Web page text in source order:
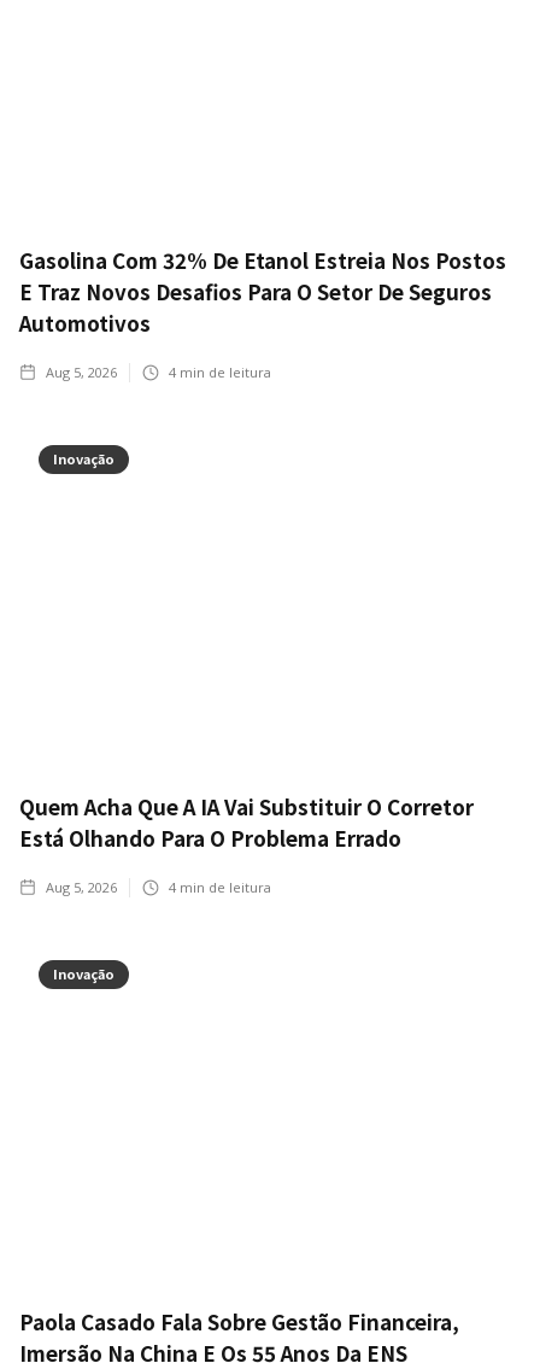
Gasolina Com 32% De Etanol Estreia Nos Postos
E Traz Novos Desafios Para O Setor De Seguros
Automotivos
Aug 5, 2026 4 min de leitura
Inovação
Quem Acha Que A IA Vai Substituir O Corretor
Está Olhando Para O Problema Errado
Aug 5, 2026 4 min de leitura
Inovação
Paola Casado Fala Sobre Gestão Financeira,
Imersão Na China E Os 55 Anos Da ENS